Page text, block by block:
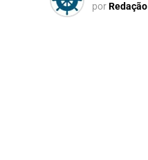
porRedação